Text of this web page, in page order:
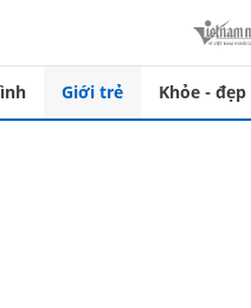
Giới trẻ Khỏe - đẹp